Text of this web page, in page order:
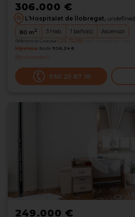
306.000 €
L'Hospitalet de llobregat, undefined
80 m2 3 Hab. 1 baño(s) Ascensor
Referencia Grocasa G29_752991
Hipoteca desde 936,24 €
Interesados0
930 25 87 18
249.000 €